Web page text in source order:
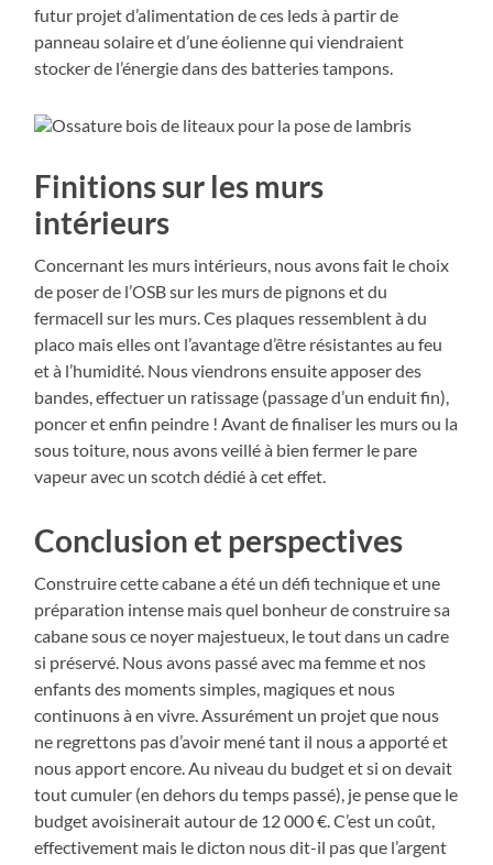
futur projet d’alimentation de ces leds à partir de
panneau solaire et d’une éolienne qui viendraient
stocker de l’énergie dans des batteries tampons.
Finitions sur les murs
intérieurs
Concernant les murs intérieurs, nous avons fait le choix
de poser de l’OSB sur les murs de pignons et du
fermacell sur les murs. Ces plaques ressemblent à du
placo mais elles ont l’avantage d’être résistantes au feu
et à l’humidité. Nous viendrons ensuite apposer des
bandes, effectuer un ratissage (passage d’un enduit fin),
poncer et enfin peindre ! Avant de finaliser les murs ou la
sous toiture, nous avons veillé à bien fermer le pare
vapeur avec un scotch dédié à cet effet.
Conclusion et perspectives
Construire cette cabane a été un défi technique et une
préparation intense mais quel bonheur de construire sa
cabane sous ce noyer majestueux, le tout dans un cadre
si préservé. Nous avons passé avec ma femme et nos
enfants des moments simples, magiques et nous
continuons à en vivre. Assurément un projet que nous
ne regrettons pas d’avoir mené tant il nous a apporté et
nous apport encore. Au niveau du budget et si on devait
tout cumuler (en dehors du temps passé), je pense que le
budget avoisinerait autour de 12 000 €. C’est un coût,
effectivement mais le dicton nous dit-il pas que l’argent